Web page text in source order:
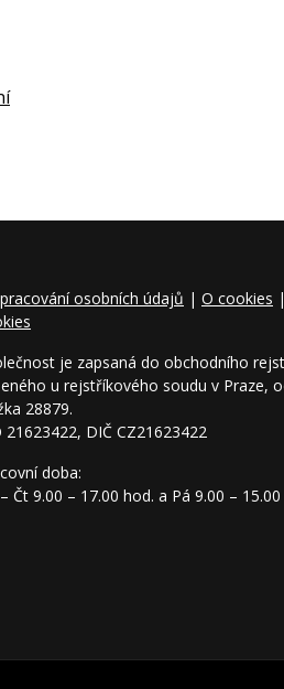
osobních údajů | O cookies |
je zapsaná do obchodního
u rejstříkového soudu v Praze,
28879.
21623422, DIČ CZ21623422
doba:
Čt 9.00 – 17.00 hod. a Pá 9.00 –